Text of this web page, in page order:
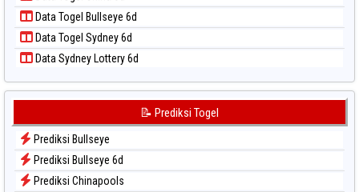
Data Togel Pcso
Data Togel Sao Paulo
Data Togel Singapore
Data Togel Sydney
Data Togel Sydney Lottery
Data Togel Sydney Lottery 6d
Data Togel Sydney Lotto
Data Togel Sydney Pools 6d
Data Togel Taipei
Data Togel Bullseye 6d
Data Togel Sydney 6d
Data Sydney Lottery 6d
📝 Prediksi Togel
Prediksi Bullseye
Prediksi Bullseye 6d
Prediksi Chinapools